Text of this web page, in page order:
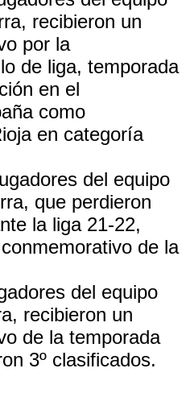
recibieron un
por la
de liga, temporada
en el
como
en categoría
del equipo
que perdieron
la liga 21-22,
de la
del equipo
recibieron un
de la temporada
3º clasificados.